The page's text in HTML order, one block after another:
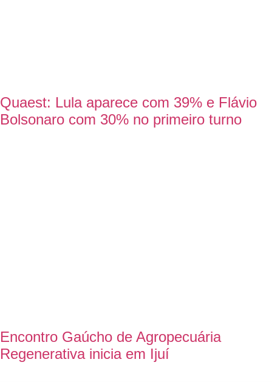
Quaest: Lula aparece com 39% e Flávio
Bolsonaro com 30% no primeiro turno
Encontro Gaúcho de Agropecuária
Regenerativa inicia em Ijuí